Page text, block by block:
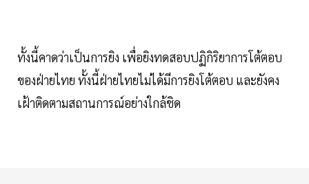
ทั้งนี้คาดว่าเป็นการยิง เพื่อยิงทดสอบปฏิกิริยาการโต้ตอบ
ของฝ่ายไทย ทั้งนี้ฝ่ายไทยไม่ได้มีการยิงโต้ตอบ และยังคง
เฝ้าติดตามสถานการณ์อย่างใกล้ชิด